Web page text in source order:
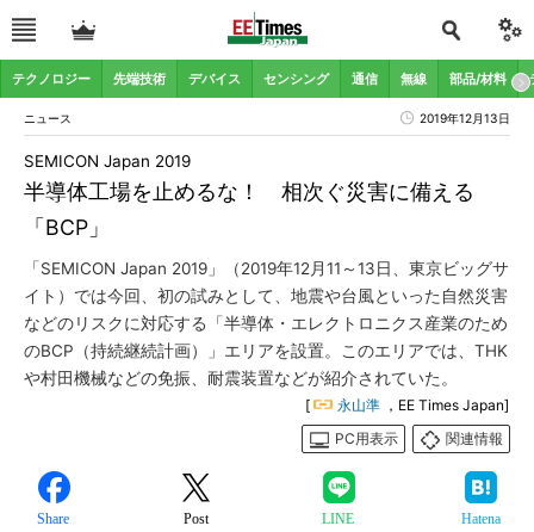
テクノロジー 先端技術 デバイス センシング 通信 無線 部品/材料
ニュース 2019年12月13日
半導体工場を止めるな！ 相次ぐ災害に備える
「BCP」
SEMICON Japan 2019
「SEMICON Japan 2019」（2019年12月11～13日、東京ビッグサ
イト）では今回、初の試みとして、地震や台風といった自然災害
などのリスクに対応する「半導体・エレクトロニクス産業のため
のBCP（持続継続計画）」エリアを設置。このエリアでは、THK
や村田機械などの免振、耐震装置などが紹介されていた。
[ 永山準 ，EE Times Japan]
PC用表示
関連情報
Share Post LINE Hatena